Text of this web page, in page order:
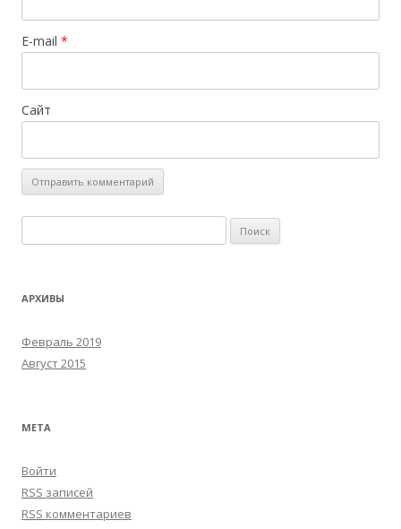
E-mail *
Сайт
а
т
АРХИВЫ
Февраль 2019
Август 2015
МЕТА
Войти
RSS записей
RSS комментариев